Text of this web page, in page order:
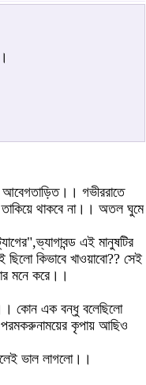
গভীররাতে
থাকবে না।। অতল ঘুমে
এই মানুষটির
কিভাবে খাওয়াবো?? সেই
মনে করে।।
কোন এক বন্ধু বলেছিলো
পরমকরুনাময়ের কৃপায় আছিও
ভাল লাগলো।।